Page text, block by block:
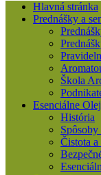
Hlavná stránka
Prednášky a
Škola
Esenciálne
História
Čistota